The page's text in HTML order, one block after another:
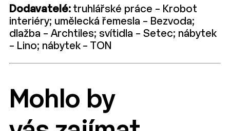
Dodavatelé: truhlářské práce – Krobot
interiéry; umělecká řemesla – Bezvoda;
dlažba – Archtiles; svítidla – Setec; nábytek
– Lino; nábytek – TON
Mohlo by